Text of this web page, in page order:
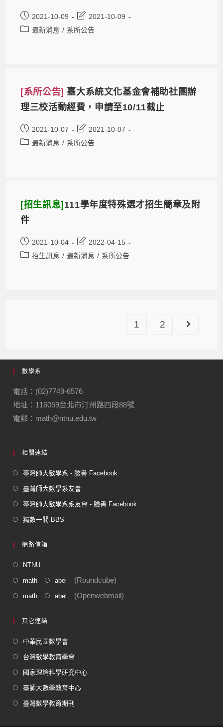
2021-10-09
2021-10-09
最新消息 / 系所公告
[系所公告] 臺大系統文化基金會補助社團辦
理三校活動經費，申請至10/11截止
2021-10-07
2021-10-07
最新消息 / 系所公告
[招生訊息]111學年度特殊選才招生簡章及附
件
2021-10-04
2022-04-15
招生訊息 / 最新消息 / 系所公告
1 2
數學系
電話：(02)7749-6576
地址：116059台北市汀州路四段88號
電郵：math@ntnu.edu.tw
相關連結
臺灣師大數學系 - 臉書 Facebook
臺灣師大數學系友會
臺灣師大數學系系友會 - 臉書 Facebook
獨數一閣 BBS
網路信箱
NTNU
math abel (Roundcube)
math abel (Openwebmail)
其它連結
中華民國數學會
台灣數學教育學會
國家理論科學研究中心
臺師大數學教育中心
臺灣數學教育期刊